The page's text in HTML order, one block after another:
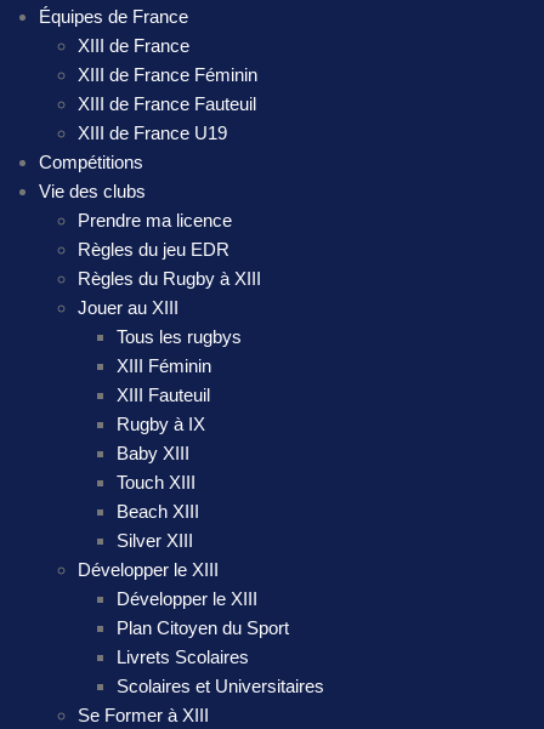
Équipes de France
XIII de France
XIII de France Féminin
XIII de France Fauteuil
XIII de France U19
Compétitions
Vie des clubs
Prendre ma licence
Règles du jeu EDR
Règles du Rugby à XIII
Jouer au XIII
Tous les rugbys
XIII Féminin
XIII Fauteuil
Rugby à IX
Baby XIII
Touch XIII
Beach XIII
Silver XIII
Développer le XIII
Développer le XIII
Plan Citoyen du Sport
Livrets Scolaires
Scolaires et Universitaires
Se Former à XIII